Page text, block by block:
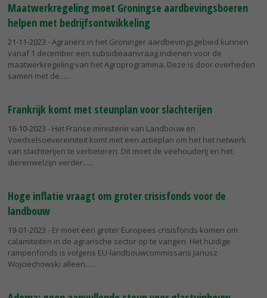
Maatwerkregeling moet Groningse aardbevingsboeren
helpen met bedrijfsontwikkeling
21-11-2023 - Agrariërs in het Groninger aardbevingsgebied kunnen
vanaf 1 december een subsidieaanvraag indienen voor de
maatwerkregeling van het Agroprogramma. Deze is door overheden
samen met de...
Frankrijk komt met steunplan voor slachterijen
16-10-2023 - Het Franse ministerie van Landbouw en
Voedselsoevereiniteit komt met een actieplan om het het netwerk
van slachterijen te verbeteren. Dit moet de veehouderij en het
dierenwelzijn verder...
Hoge inflatie vraagt om groter crisisfonds voor de
landbouw
19-01-2023 - Er moet een groter Europees crisisfonds komen om
calamiteiten in de agrarische sector op te vangen. Het huidige
rampenfonds is volgens EU-landbouwcommissaris Janusz
Wojciechowski alleen...